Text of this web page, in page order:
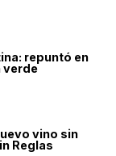
repuntó en
verde
vino sin
Reglas